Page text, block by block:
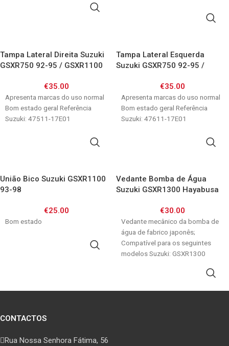
Tampa Lateral Direita Suzuki
GSXR750 92-95 / GSXR1100
€35.00
Apresenta marcas do uso normal
Bom estado geral Referência
Suzuki: 47511-17E01
Tampa Lateral Esquerda
Suzuki GSXR750 92-95 /
€35.00
Apresenta marcas do uso normal
Bom estado geral Referência
Suzuki: 47611-17E01
União Bico Suzuki GSXR1100
93-98
€25.00
Bom estado
Vedante Bomba de Água
Suzuki GSXR1300 Hayabusa
GSXR600 97-00/ GSXR750 96-
99/ RF600/ RF900/ VS800
VZ800
€30.00
Vedante mecânico da bomba de
água de fabrico japonês;
Compatível para os seguintes
modelos Suzuki: GSXR1300
CONTACTOS
Rua Nossa Senhora Fátima, 56